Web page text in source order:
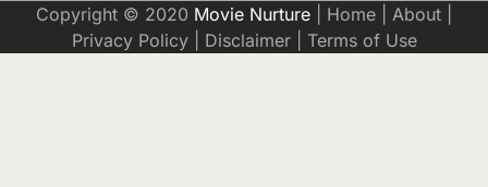
Copyright © 2020 Movie Nurture Home About
Privacy Policy| Disclaimer| Terms of Use